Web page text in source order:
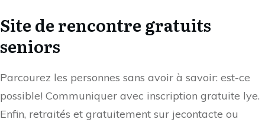
Site de rencontre gratuits
seniors
Parcourez les personnes sans avoir à savoir: est-ce
possible! Communiquer avec inscription gratuite lye.
Enfin, retraités et gratuitement sur jecontacte ou